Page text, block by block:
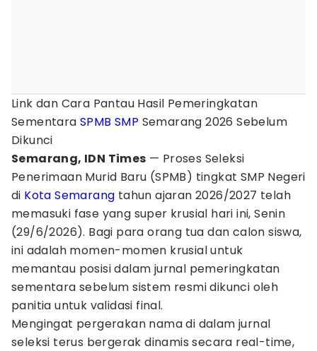
Link dan Cara Pantau Hasil Pemeringkatan
SementaraSPMB SMP Semarang 2026 Sebelum
Dikunci
Semarang, IDN Times — Proses Seleksi
Penerimaan Murid Baru (SPMB) tingkat SMP Negeri
di Kota Semarang tahun ajaran 2026/2027 telah
memasuki fase yang super krusial hari ini, Senin
(29/6/2026). Bagi para orang tua dan calon siswa,
ini adalah momen-momen krusial untuk
memantau posisi dalam jurnal pemeringkatan
sementara sebelum sistem resmi dikunci oleh
panitia untuk validasi final.
Mengingat pergerakan nama di dalam jurnal
seleksi terus bergerak dinamis secara real-time,